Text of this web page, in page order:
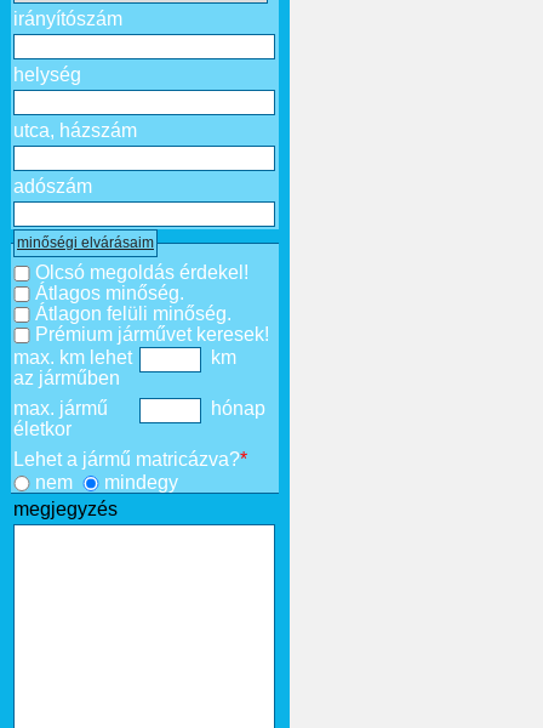
irányítószám
helység
utca, házszám
adószám
minőségi elvárásaim
Olcsó megoldás érdekel!
Átlagos minőség.
Átlagon felüli minőség.
Prémium járművet keresek!
max. km lehet
az járműben
km
max. jármű
életkor
hónap
Lehet a jármű matricázva?*
nem
mindegy
megjegyzés